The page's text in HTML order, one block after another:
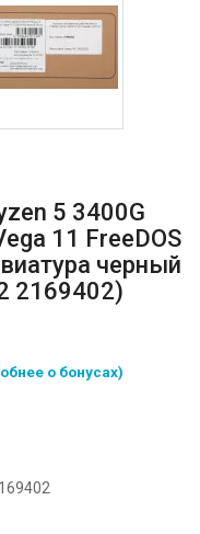
5 3400G
11 FreeDOS
черный
2169402)
о бонусах)